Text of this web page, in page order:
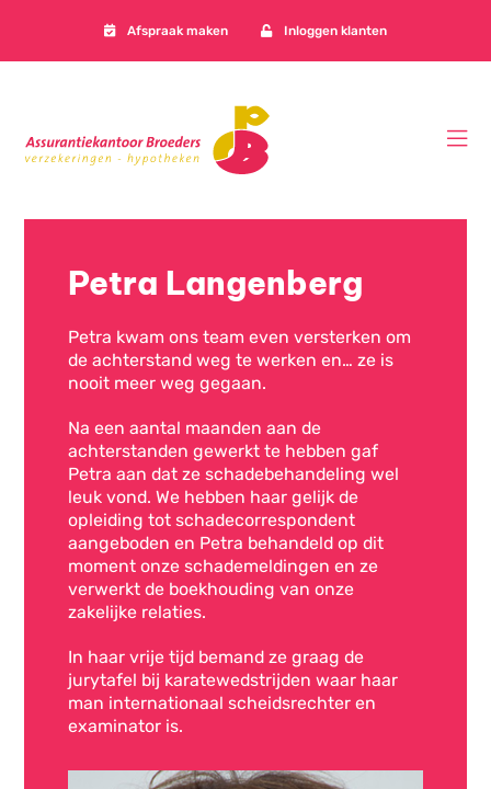
Afspraak maken Inloggen klanten
Petra Langenberg
Petra kwam ons team even versterken om
de achterstand weg te werken en… ze is
nooit meer weg gegaan.
Na een aantal maanden aan de
achterstanden gewerkt te hebben gaf
Petra aan dat ze schadebehandeling wel
leuk vond. We hebben haar gelijk de
opleiding tot schadecorrespondent
aangeboden en Petra behandeld op dit
moment onze schademeldingen en ze
verwerkt de boekhouding van onze
zakelijke relaties.
In haar vrije tijd bemand ze graag de
jurytafel bij karatewedstrijden waar haar
man internationaal scheidsrechter en
examinator is.